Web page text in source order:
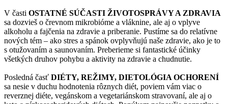
V časti OSTATNÉ SÚČASTI ŽIVOTOSPRÁVY A ZDRAVIA
sa dozvieš o črevnom mikrobióme a vláknine, ale aj o vplyve
alkoholu a fajčenia na zdravie a priberanie. Pustíme sa do relatívne
nových tém – ako stres a spánok ovplyvňujú naše zdravie, ako je to
s otužovaním a saunovaním. Preberieme si fantastické účinky
všetkých druhov pohybu a aktivity na zdravie a chudnutie.
Posledná časť DIÉTY, REŽIMY, DIETOLÓGIA OCHORENÍ
sa nesie v duchu hodnotenia rôznych diét, poviem vám viac o
reverznej diéte, vegánskom a vegetariánskom stravovaní, ale aj o